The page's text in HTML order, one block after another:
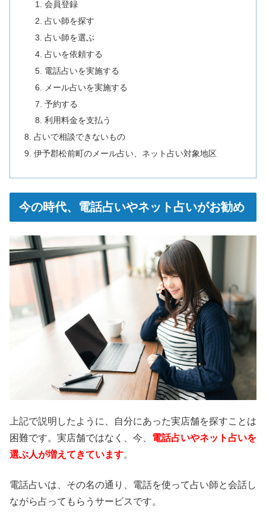
会員登録
占い師を探す
占い師を選ぶ
占いを依頼する
電話占いを実施する
メール占いを実施する
予約する
利用料金を支払う
占いで相談できないもの
伊予郡松前町のメール占い、ネット占い対象地区
今の時代、電話占いやネット占いがお勧め
上記で説明したように、自分にあった実店舗を探すことは
困難です。実店舗ではなく、今、 電話占いやネット占いを
選ぶ人が増えてきています。
電話占いは、その名の通り、電話を使って占い師と会話し
ながら占ってもらうサービスです。